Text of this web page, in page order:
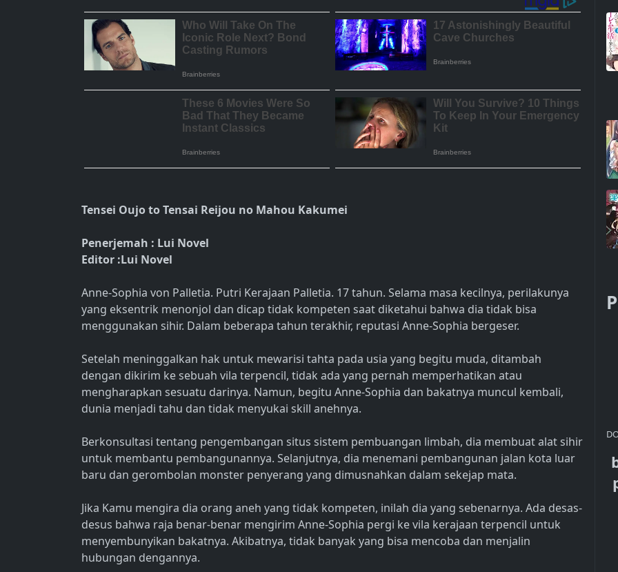
Tensei Oujo to Tensai Reijou no Mahou Kakumei
Penerjemah : Lui Novel
Editor :Lui Novel
Anne-Sophia von Palletia. Putri Kerajaan Palletia. 17 tahun. Selama masa kecilnya, perilakunya
yang eksentrik menonjol dan dicap tidak kompeten saat diketahui bahwa dia tidak bisa
menggunakan sihir. Dalam beberapa tahun terakhir, reputasi Anne-Sophia bergeser.
Setelah meninggalkan hak untuk mewarisi tahta pada usia yang begitu muda, ditambah
dengan dikirim ke sebuah vila terpencil, tidak ada yang pernah memperhatikan atau
mengharapkan sesuatu darinya. Namun, begitu Anne-Sophia dan bakatnya muncul kembali,
dunia menjadi tahu dan tidak menyukai skill anehnya.
Berkonsultasi tentang pengembangan situs sistem pembuangan limbah, dia membuat alat sihir
untuk membantu pembangunannya. Selanjutnya, dia menemani pembangunan jalan kota luar
baru dan gerombolan monster penyerang yang dimusnahkan dalam sekejap mata.
Jika Kamu mengira dia orang aneh yang tidak kompeten, inilah dia yang sebenarnya. Ada desas-
desus bahwa raja benar-benar mengirim Anne-Sophia pergi ke vila kerajaan terpencil untuk
menyembunyikan bakatnya. Akibatnya, tidak banyak yang bisa mencoba dan menjalin
hubungan dengannya.